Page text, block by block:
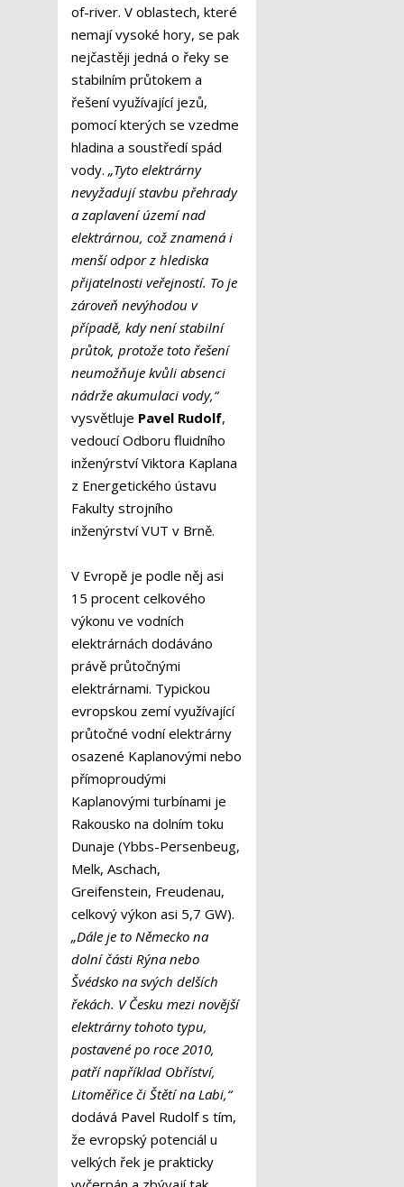
of-river. V oblastech, které
nemají vysoké hory, se pak
nejčastěji jedná o řeky se
stabilním průtokem a
řešení využívající jezů,
pomocí kterých se vzedme
hladina a soustředí spád
vody. „Tyto elektrárny
nevyžadují stavbu přehrady
a zaplavení území nad
elektrárnou, což znamená i
menší odpor z hlediska
přijatelnosti veřejností. To je
zároveň nevýhodou v
případě, kdy není stabilní
průtok, protože toto řešení
neumožňuje kvůli absenci
nádrže akumulaci vody,“
vysvětluje Pavel Rudolf,
vedoucí Odboru fluidního
inženýrství Viktora Kaplana
z Energetického ústavu
Fakulty strojního
inženýrství VUT v Brně.
V Evropě je podle něj asi
15 procent celkového
výkonu ve vodních
elektrárnách dodáváno
právě průtočnými
elektrárnami. Typickou
evropskou zemí využívající
průtočné vodní elektrárny
osazené Kaplanovými nebo
přímoproudými
Kaplanovými turbínami je
Rakousko na dolním toku
Dunaje (Ybbs-Persenbeug,
Melk, Aschach,
Greifenstein, Freudenau,
celkový výkon asi 5,7 GW).
„Dále je to Německo na
dolní části Rýna nebo
Švédsko na svých delších
řekách. V Česku mezi novější
elektrárny tohoto typu,
postavené po roce 2010,
patří například Obříství,
Litoměřice či Štětí na Labi,“
dodává Pavel Rudolf s tím,
že evropský potenciál u
velkých řek je prakticky